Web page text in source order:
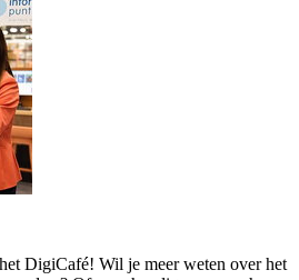
DigiCafé! Wil je meer weten over het